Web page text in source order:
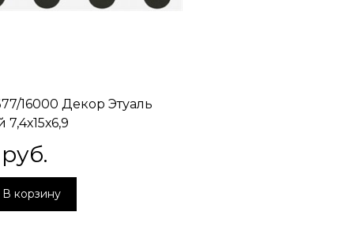
16000 Декор Этуаль
руб.
В корзину